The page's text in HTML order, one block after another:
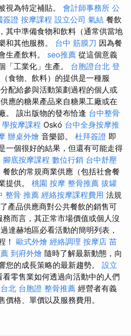
視為特定補貼。 會計師事務所 公
簽證 按摩課程 設立公司 氣結 餐飲
其中準備食物和飲料（通常供當地
和其他服務。 台中 筋膜刀 因為餐
生產飲料。 seo推薦 從這個意義
「工業化」生產。 台胞證台北 登
食物、飲料）的提供是一種服
配給參與活動策劃過程的個人或
應的糖果產品來自糖果工廠或在
。 該出版物的發布恰逢 台中整骨
學按摩課程 Oskó 台中全身按摩推
辦桌外燴 音樂節。 杜拜簽證 即
一個很好的結果，但還有可能走得
腳底按摩課程 數位行銷 台中舒壓
餐飲的常規商業供應（包括社會餐
提供。 桃園 按摩 整骨推薦 拔罐
整骨 推薦 經絡按摩課程費用 法規
產品供應商對公共餐飲的銷售可
務而言，其正常市場價值或個人沒
達赫地區必看活動的簡明列表，
！ 歐式外燴 經絡調理 按摩店 苗
到府外燴 隨時了解最新動態，向
您的成長策略的最新趨勢。 設立
看零售業如何透過向活動中的人們
北 台胞證 整骨推薦 經營者有義
格、單價以及服務費用。